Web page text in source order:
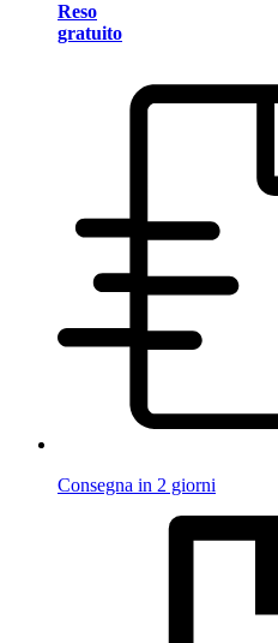
Reso
gratuito
Consegna in 2 giorni